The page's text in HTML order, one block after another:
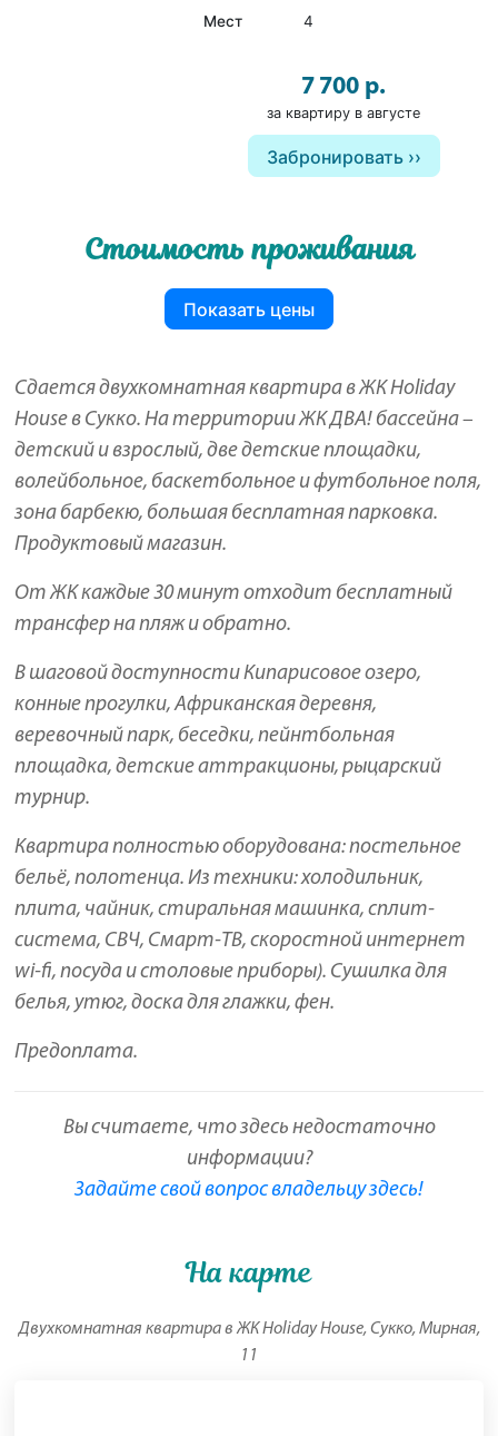
Мест 4
7 700 р.
за квартиру в августе
Забронировать
Стоимость проживания
Показать цены
Сдается двухкомнатная квартира в ЖК Holiday
House в Сукко. На территории ЖК ДВА! бассейна –
детский и взрослый, две детские площадки,
волейбольное, баскетбольное и футбольное поля,
зона барбекю, большая бесплатная парковка.
Продуктовый магазин.
От ЖК каждые 30 минут отходит бесплатный
трансфер на пляж и обратно.
В шаговой доступности Кипарисовое озеро,
конные прогулки, Африканская деревня,
веревочный парк, беседки, пейнтбольная
площадка, детские аттракционы, рыцарский
турнир.
Квартира полностью оборудована: постельное
бельё, полотенца. Из техники: холодильник,
плита, чайник, стиральная машинка, сплит-
система, СВЧ, Смарт-ТВ, скоростной интернет
wi-fi, посуда и столовые приборы). Сушилка для
белья, утюг, доска для глажки, фен.
Предоплата.
Вы считаете, что здесь недостаточно
информации?
Задайте свой вопрос владельцу здесь!
На карте
Двухкомнатная квартира в ЖК Holiday House, Сукко, Мирная,
11